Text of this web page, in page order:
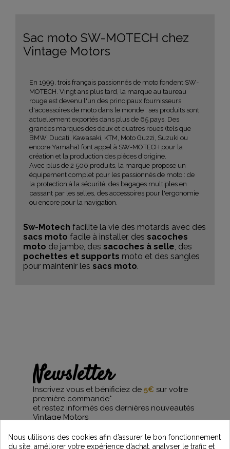
Sac moto SW-MOTECH chez
Vintage Motors
En 1999, trois français passionnés de moto fondent SW-
MOTECH. Vingt ans plus tard, la marque au taureau
rouge est devenu l'un des principaux fournisseurs
d'accessoires de moto dans le monde : ses produits sont
actuellement exportés dans plus de 65 pays. Des
grandes marques des deux et quatres roues (tels que
BMW, Ducati, Kawasaki, KTM, Moto Guzzi, Suzuki ou
encore Yamaha) font appel à SW-MOTECH pour la
création et la production des pièces d'origine.
Avec plus de 2 500 produits, la marque propose un
équipement complet pour les passionnés de moto : de
la protection à la sécurité, des bagages multiples en
passant par les selles, des accessoires pour l'ergonomie
ou encore pour la navigation.
Sw-Motech facilite la vie des motards avec des
sacs moto facile à installer, des sacoches
moto de jambe, des sacoches à selle, des
pochettes et supports moto et des sangles
pour maintenir les sacs moto.
Newsletter
Inscrivez vous et bénificiez de 5€ sur votre
première commande*
et restez informés des dernières nouveautés
Vintage Motors
Nous utilisons des cookies afin d’assurer le bon fonctionnement
du site, améliorer votre expérience d’achat, analyser le trafic et